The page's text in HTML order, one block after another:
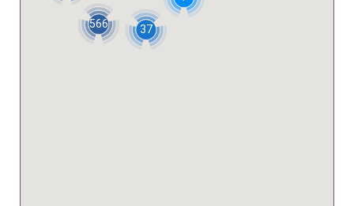
566 37